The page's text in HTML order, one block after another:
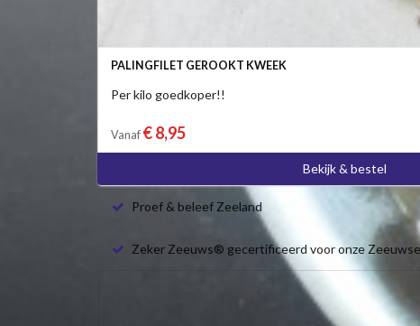
PALINGFILET GEROOKT KWEEK
Per kilo goedkoper!!
Vanaf € 8,95
Bekijk & bestel
Proef & beleef Zeeland
Zeker Zeeuws® gecertificeerd voor onze